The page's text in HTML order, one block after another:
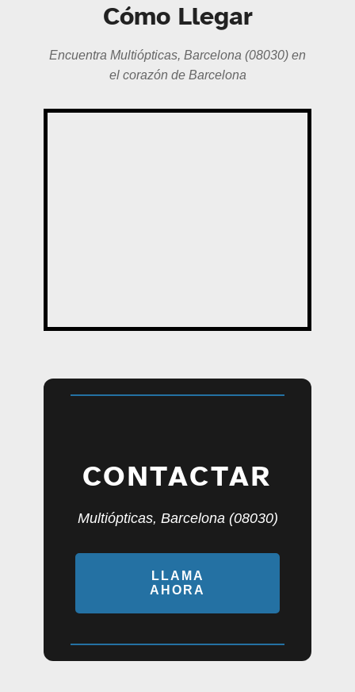
Cómo Llegar
Encuentra Multiópticas, Barcelona (08030) en
el corazón de Barcelona
CONTACTAR
Multiópticas, Barcelona (08030)
LLAMA
AHORA